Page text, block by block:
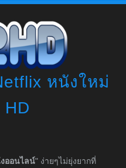
หนังใหม่
HD
ออนไลน์" ง่ายๆไม่ยุ่งยากที่